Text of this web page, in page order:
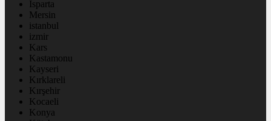
Isparta
Mersin
istanbul
izmir
Kars
Kastamonu
Kayseri
Kırklareli
Kırşehir
Kocaeli
Konya